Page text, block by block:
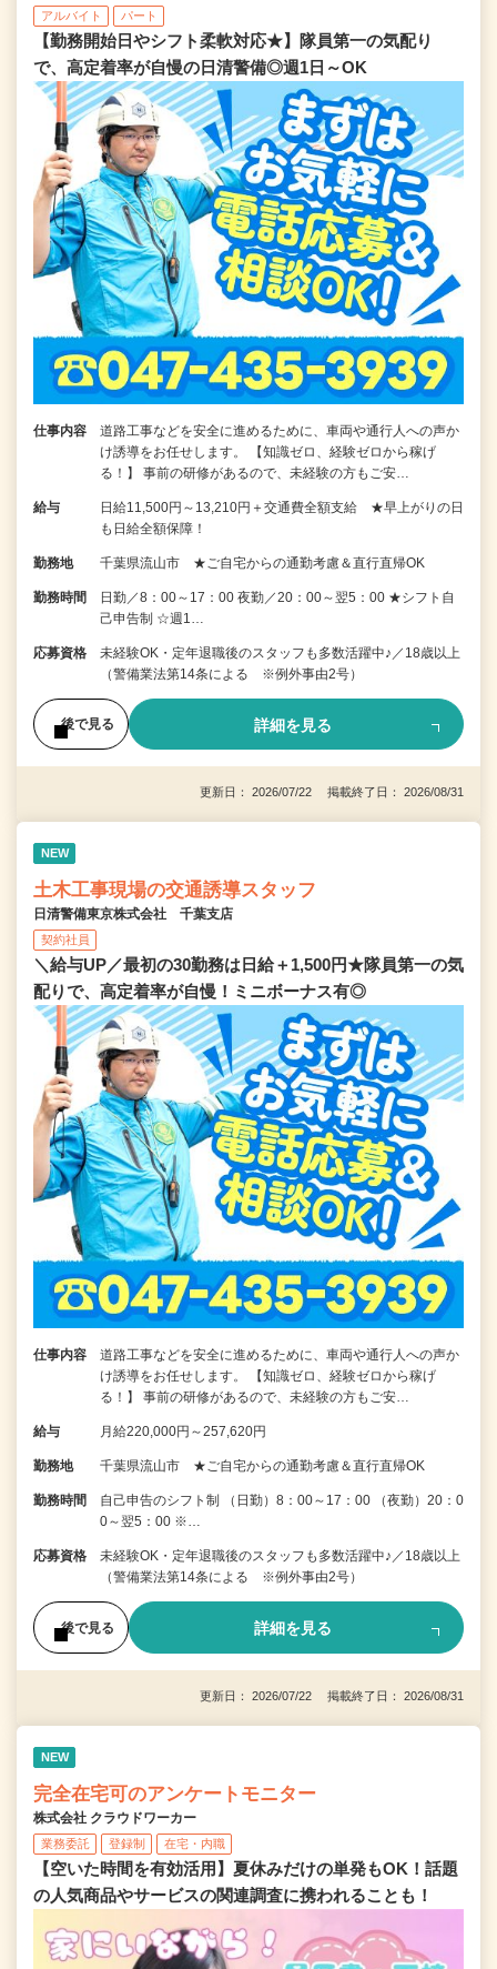
アルバイト パート
【勤務開始日やシフト柔軟対応★】隊員第一の気配り
で、高定着率が自慢の日清警備◎週1日～OK
仕事内容
道路工事などを安全に進めるために、車両や通行人への声か
け誘導をお任せします。 【知識ゼロ、経験ゼロから稼げ
る！】 事前の研修があるので、未経験の方もご安…
給与
日給11,500円～13,210円＋交通費全額支給 ★早上がりの日
も日給全額保障！
勤務地 千葉県流山市 ★ご自宅からの通勤考慮＆直行直帰OK
勤務時間
日勤／8：00～17：00 夜勤／20：00～翌5：00 ★シフト自
己申告制 ☆週1…
応募資格
未経験OK・定年退職後のスタッフも多数活躍中♪／18歳以上
（警備業法第14条による ※例外事由2号）
後で見る 詳細を見る
更新日： 2026/07/22 掲載終了日： 2026/08/31
NEW
土木工事現場の交通誘導スタッフ
日清警備東京株式会社 千葉支店
契約社員
＼給与UP／最初の30勤務は日給＋1,500円★隊員第一の気
配りで、高定着率が自慢！ミニボーナス有◎
仕事内容
道路工事などを安全に進めるために、車両や通行人への声か
け誘導をお任せします。 【知識ゼロ、経験ゼロから稼げ
る！】 事前の研修があるので、未経験の方もご安…
給与 月給220,000円～257,620円
勤務地 千葉県流山市 ★ご自宅からの通勤考慮＆直行直帰OK
勤務時間
自己申告のシフト制 （日勤）8：00～17：00 （夜勤）20：0
0～翌5：00 ※…
応募資格
未経験OK・定年退職後のスタッフも多数活躍中♪／18歳以上
（警備業法第14条による ※例外事由2号）
後で見る 詳細を見る
更新日： 2026/07/22 掲載終了日： 2026/08/31
NEW
完全在宅可のアンケートモニター
株式会社 クラウドワーカー
業務委託 登録制 在宅・内職
【空いた時間を有効活用】夏休みだけの単発もOK！話題
の人気商品やサービスの関連調査に携われることも！